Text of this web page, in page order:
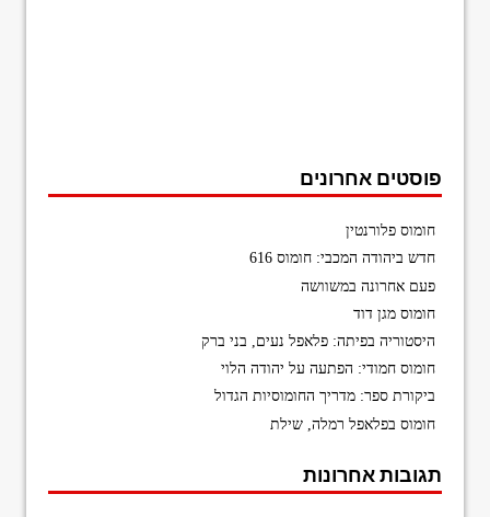
פוסטים אחרונים
חומוס פלורנטין
חדש ביהודה המכבי: חומוס 616
פעם אחרונה במשוושה
חומוס מגן דוד
היסטוריה בפיתה: פלאפל נעים, בני ברק
חומוס חמודי: הפתעה על יהודה הלוי
ביקורת ספר: מדריך החומוסיות הגדול
חומוס בפלאפל רמלה, שילת
תגובות אחרונות